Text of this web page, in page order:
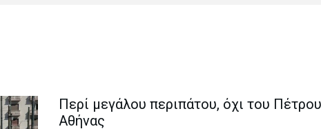
Περί μεγάλου περιπάτου, όχι του
Αθήνας